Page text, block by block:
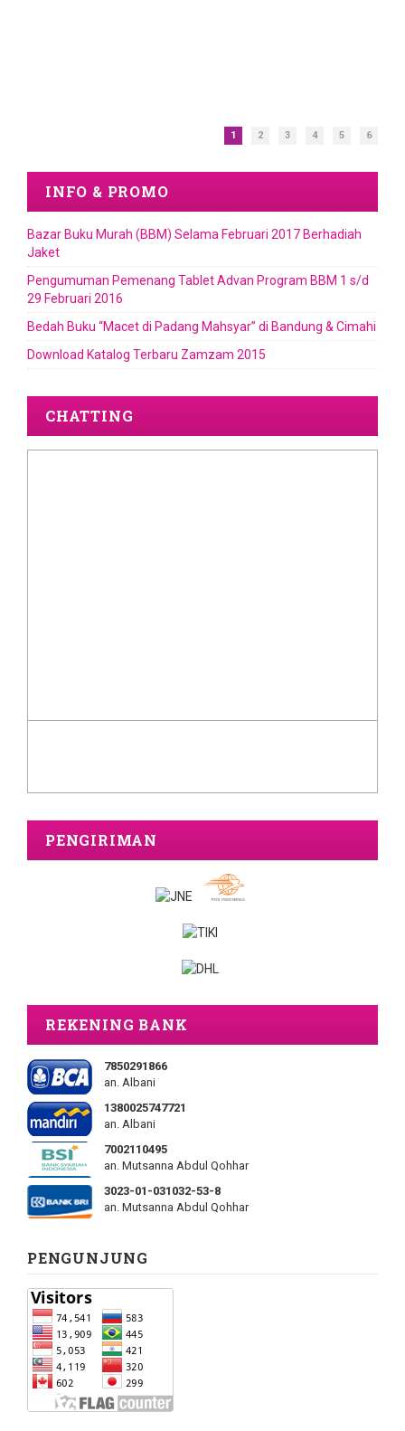
1 2 3 4 5 6
INFO & PROMO
Bazar Buku Murah (BBM) Selama Februari 2017 Berhadiah
Jaket
Pengumuman Pemenang Tablet Advan Program BBM 1 s/d
29 Februari 2016
Bedah Buku “Macet di Padang Mahsyar” di Bandung & Cimahi
Download Katalog Terbaru Zamzam 2015
CHATTING
PENGIRIMAN
REKENING BANK
7850291866
an. Albani
1380025747721
an. Albani
7002110495
an. Mutsanna Abdul Qohhar
3023-01-031032-53-8
an. Mutsanna Abdul Qohhar
PENGUNJUNG